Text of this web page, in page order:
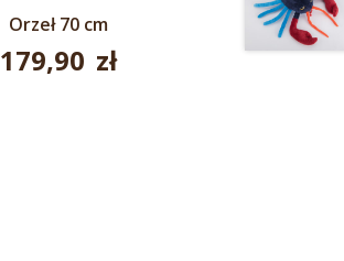
Orzeł 70 cm
179,90 zł